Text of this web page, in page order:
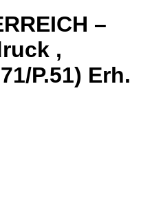
–
,
P.51) Erh.